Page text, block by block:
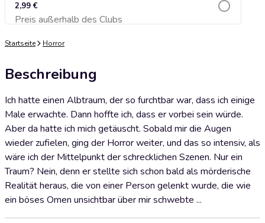
2,99 €
Preis außerhalb des ClubsZum Warenkorb hinzufügen
Startseite Horror
Beschreibung
Ich hatte einen Albtraum, der so furchtbar war, dass ich einige
Male erwachte. Dann hoffte ich, dass er vorbei sein würde.
Aber da hatte ich mich getäuscht. Sobald mir die Augen
wieder zufielen, ging der Horror weiter, und das so intensiv, als
wäre ich der Mittelpunkt der schrecklichen Szenen. Nur ein
Traum? Nein, denn er stellte sich schon bald als mörderische
Realität heraus, die von einer Person gelenkt wurde, die wie
ein böses Omen unsichtbar über mir schwebte ...